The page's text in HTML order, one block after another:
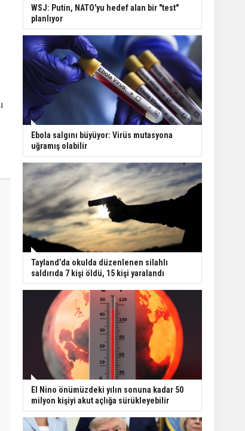
WSJ: Putin, NATO'yu hedef alan bir "test"
planlıyor
Ebola salgını büyüyor: Virüs mutasyona
uğramış olabilir
Tayland’da okulda düzenlenen silahlı
saldırıda 7 kişi öldü, 15 kişi yaralandı
El Nino önümüzdeki yılın sonuna kadar 50
milyon kişiyi akut açlığa sürükleyebilir